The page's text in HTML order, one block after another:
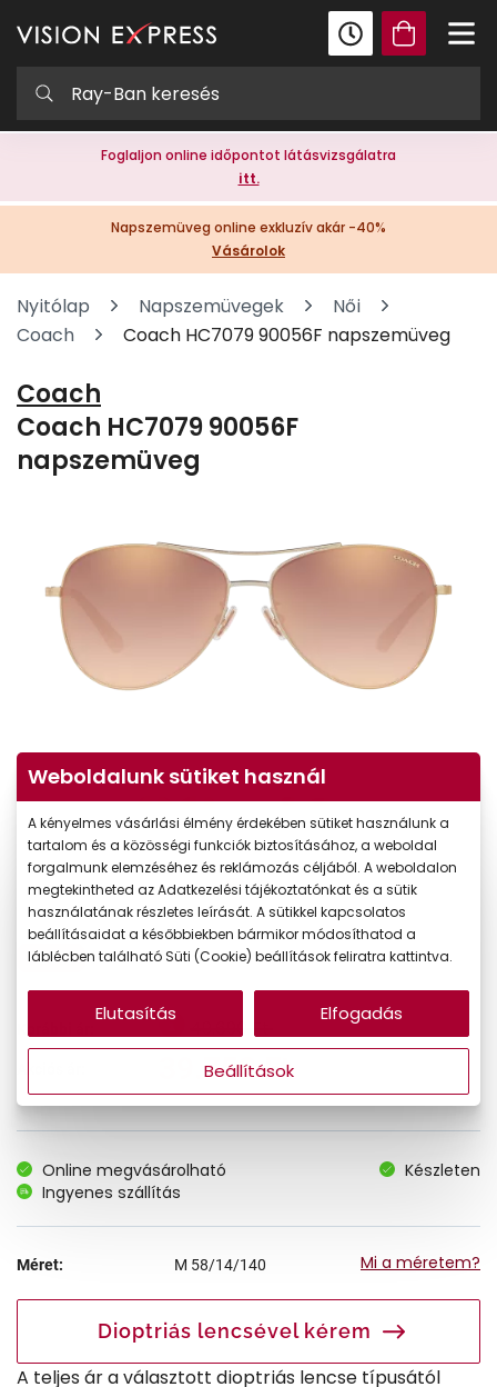
Foglaljon online időpontot látásvizsgálatra
itt.
Napszemüveg online exkluzív akár -40%
Vásárolok
Nyitólap Napszemüvegek
Női
Coach
Coach HC7079 90056F napszemüveg
Coach
Coach HC7079 90056F
napszemüveg
-20%
49.690 Ft
39.752 Ft
Online megvásárolható
Készleten
Ingyenes szállítás
Méret: M 58/14/140 Mi a méretem?
Dioptriás lencsével kérem
A teljes ár a választott dioptriás lencse típusától
Weboldalunk sütiket használ
A kényelmes vásárlási élmény érdekében sütiket használunk a
tartalom és a közösségi funkciók biztosításához, a weboldal
forgalmunk elemzéséhez és reklámozás céljából. A weboldalon
megtekintheted az Adatkezelési tájékoztatónkat és a sütik
használatának részletes leírását. A sütikkel kapcsolatos
beállításaidat a későbbiekben bármikor módosíthatod a
láblécben található Süti (Cookie) beállítások feliratra kattintva.
Beállítások
Elutasítás Elfogadás